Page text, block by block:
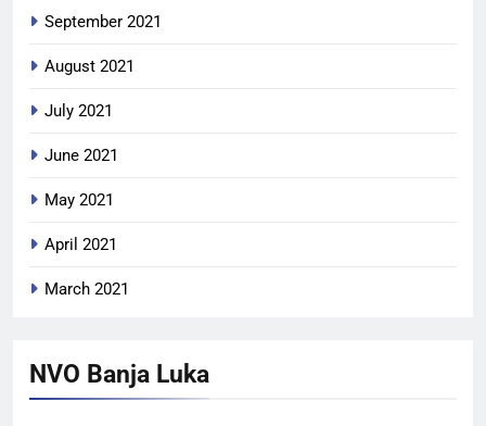
September 2021
August 2021
July 2021
June 2021
May 2021
April 2021
March 2021
NVO Banja Luka